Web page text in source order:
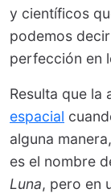
y científicos
podemos
perfección en
Resulta que la
espacial
alguna
es el nombre
Luna, pero en